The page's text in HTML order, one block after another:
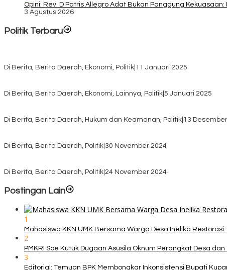
Opini: Rev. D Patris Allegro Adat Bukan Panggung
3 Agustus 2026
Politik Terbaru
Di Berita, Berita Daerah, Ekonomi, Politik 11 Januari 2025
Di Berita, Berita Daerah, Ekonomi, Lainnya, Politik 5 Januari 2025
Di Berita, Berita Daerah, Hukum dan Keamanan, Politik 13
Di Berita, Berita Daerah, Politik 30 November 2024
Di Berita, Berita Daerah, Politik 24 November 2024
Postingan Lain
1
Mahasiswa KKN UMK Bersama Warga Desa Inelika
2
PMKRI Soe Kutuk Dugaan Asusila Oknum Perangkat Desa
3
Editorial: Temuan BPK Membongkar Inkonsistensi Bupati